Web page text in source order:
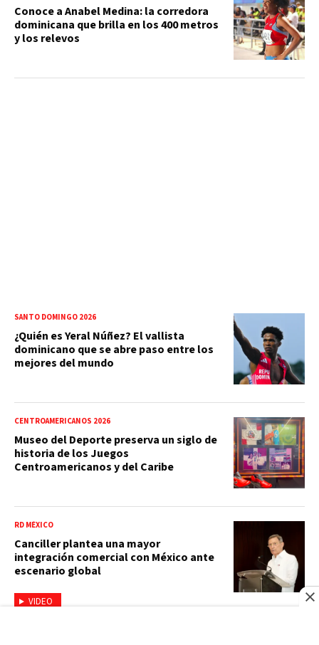
Conoce a Anabel Medina: la corredora
dominicana que brilla en los 400 metros
y los relevos
SANTO DOMINGO 2026
¿Quién es Yeral Núñez? El vallista
dominicano que se abre paso entre los
mejores del mundo
CENTROAMERICANOS 2026
Museo del Deporte preserva un siglo de
historia de los Juegos
Centroamericanos y del Caribe
VIDEO
RD MÉXICO
Canciller plantea una mayor
integración comercial con México ante
escenario global